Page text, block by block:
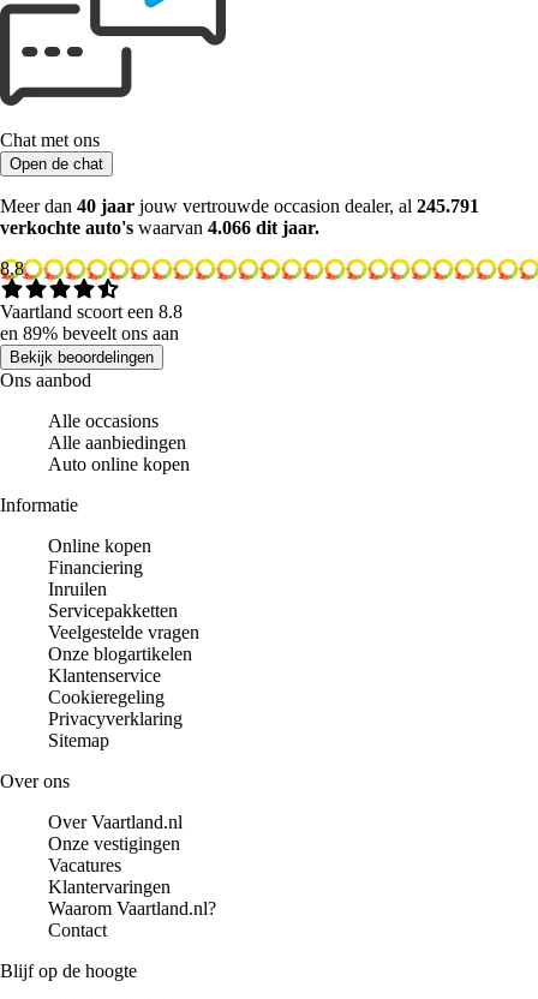
Chat met ons
Open de chat
Meer dan 40 jaar jouw vertrouwde occasion dealer, al 245.791
verkochte auto's waarvan 4.066 dit jaar.
8.8
Vaartland scoort een 8.8
en 89% beveelt ons aan
Bekijk beoordelingen
Ons aanbod
Alle occasions
Alle aanbiedingen
Auto online kopen
Informatie
Online kopen
Financiering
Inruilen
Servicepakketten
Veelgestelde vragen
Onze blogartikelen
Klantenservice
Cookieregeling
Privacyverklaring
Sitemap
Over ons
Over Vaartland.nl
Onze vestigingen
Vacatures
Klantervaringen
Waarom Vaartland.nl?
Contact
Blijf op de hoogte